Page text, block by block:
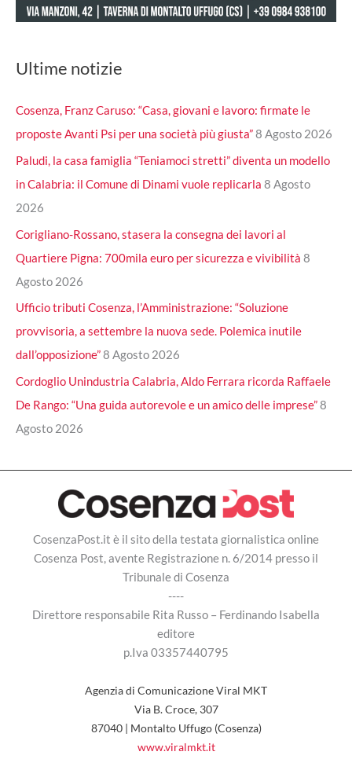
Ultime notizie
Cosenza, Franz Caruso: “Casa, giovani e lavoro: firmate le
proposte Avanti Psi per una società più giusta”8 Agosto 2026
Paludi, la casa famiglia “Teniamoci stretti” diventa un modello
in Calabria: il Comune di Dinami vuole replicarla 8 Agosto
2026
Corigliano-Rossano, stasera la consegna dei lavori al
Quartiere Pigna: 700mila euro per sicurezza e vivibilità 8
Agosto 2026
Ufficio tributi Cosenza, l’Amministrazione: “Soluzione
provvisoria, a settembre la nuova sede. Polemica inutile
dall’opposizione”8 Agosto 2026
Cordoglio Unindustria Calabria, Aldo Ferrara ricorda Raffaele
De Rango: “Una guida autorevole e un amico delle imprese”8
Agosto 2026
CosenzaPost.it è il sito della testata giornalistica online
Cosenza Post, avente Registrazione n. 6/2014 presso il
Tribunale di Cosenza
----
Direttore responsabile Rita Russo – Ferdinando Isabella
editore
p.Iva 03357440795
Agenzia di Comunicazione Viral MKT
Via B. Croce, 307
87040 | Montalto Uffugo (Cosenza)
www.viralmkt.it